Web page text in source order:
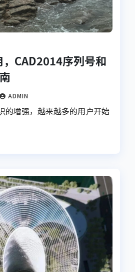
CAD2014序列号和
ADMIN
的增强，越来越多的用户开始